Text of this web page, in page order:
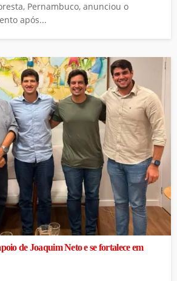
Pernambuco, anunciou o
após...
de Joaquim Neto e se fortalece em